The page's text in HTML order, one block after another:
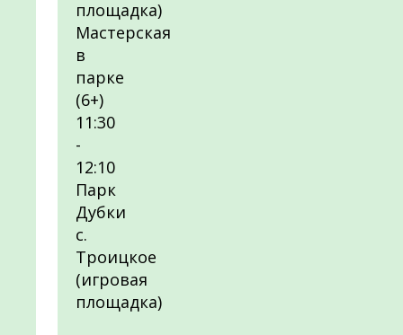
площадка)
Мастерская
в
парке
(6+)
11:30
-
12:10
Парк
Дубки
с.
Троицкое
(игровая
площадка)